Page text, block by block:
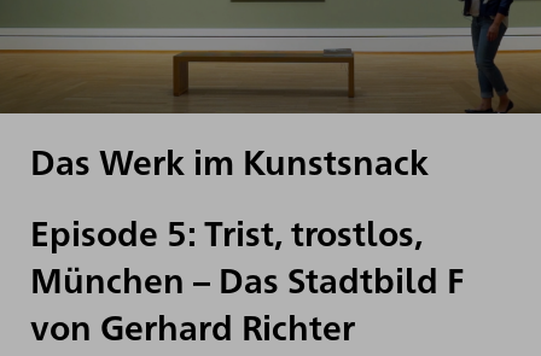
Das Werk im Kunstsnack
Episode 5: Trist, trostlos,
München – Das Stadtbild F
von Gerhard Richter